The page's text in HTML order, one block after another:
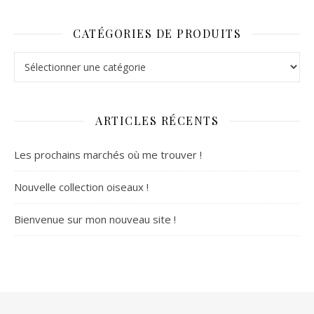
CATÉGORIES DE PRODUITS
ARTICLES RÉCENTS
Les prochains marchés où me trouver !
Nouvelle collection oiseaux !
Bienvenue sur mon nouveau site !